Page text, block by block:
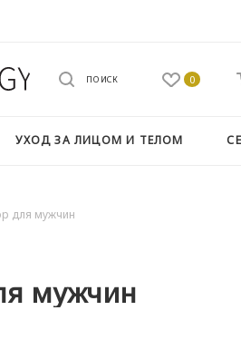
ПОИСК 0
УХОД ЗА ЛИЦОМ И ТЕЛОМ
для мужчин
мужчин